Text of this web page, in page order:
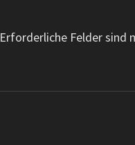
Erforderliche Felder sind